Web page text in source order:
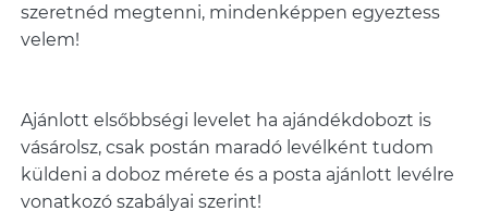
szeretnéd megtenni, mindenképpen egyeztess
Ajánlott elsőbbségi levelet ha ajándékdobozt is
vásárolsz, csak postán maradó levélként tudom
küldeni a doboz mérete és a posta ajánlott levélre